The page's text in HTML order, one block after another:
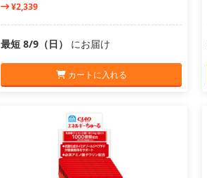
¥2,339
最短 8/9（日） にお届け
カートに入れる